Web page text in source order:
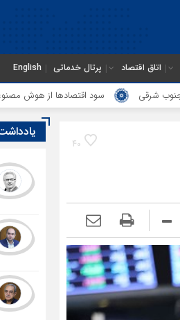
اتاق اقتصاد پرتال خدماتی English
سود اقتصاد‌ها از هوش مصنوعی
40